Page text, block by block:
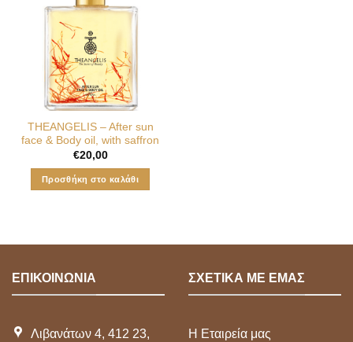
ΤHEANGELIS – After sun
face & Body oil, with saffron
€20,00
Προσθήκη στο καλάθι
ΕΠΙΚΟΙΝΩΝΙΑ
Λιβανάτων 4, 412 23,
ΣΧΕΤΙΚΑ ΜΕ ΕΜΑΣ
Η Εταιρεία μας